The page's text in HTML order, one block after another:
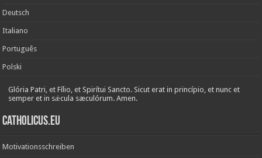
Deutsch
Italiano
Português
Polski
Glória Patri, et Fílio, et Spirítui Sancto. Sicut erat in princípio, et nunc et
semper et in sǽcula sæculórum. Amen.
Catholicus.eu
Motivationsschreiben